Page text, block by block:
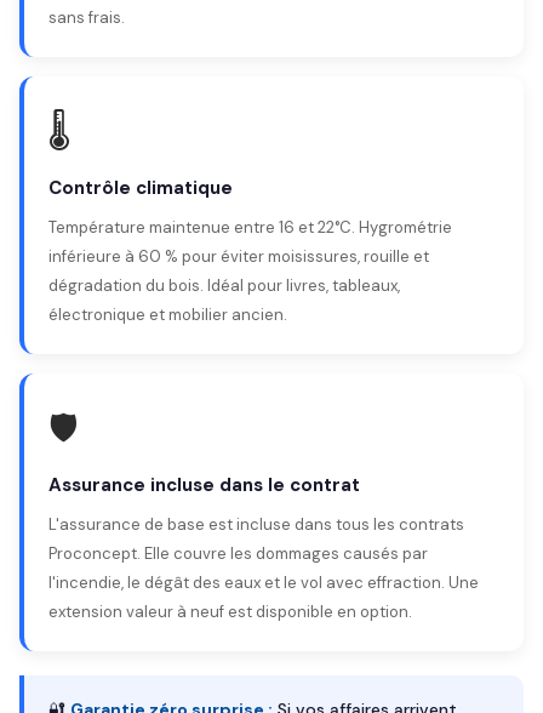
sans frais.
🌡️
Contrôle climatique
Température maintenue entre 16 et 22°C. Hygrométrie
inférieure à 60 % pour éviter moisissures, rouille et
dégradation du bois. Idéal pour livres, tableaux,
électronique et mobilier ancien.
🛡️
Assurance incluse dans le contrat
L'assurance de base est incluse dans tous les contrats
Proconcept. Elle couvre les dommages causés par
l'incendie, le dégât des eaux et le vol avec effraction. Une
extension valeur à neuf est disponible en option.